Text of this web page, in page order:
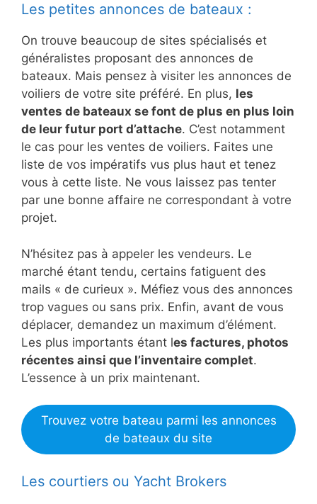
Les petites annonces de bateaux :
On trouve beaucoup de sites spécialisés et
généralistes proposant des annonces de
bateaux. Mais pensez à visiter les annonces de
voiliers de votre site préféré. En plus, les
ventes de bateaux se font de plus en plus loin
de leur futur port d’attache. C’est notamment
le cas pour les ventes de voiliers. Faites une
liste de vos impératifs vus plus haut et tenez
vous à cette liste. Ne vous laissez pas tenter
par une bonne affaire ne correspondant à votre
projet.
N’hésitez pas à appeler les vendeurs. Le
marché étant tendu, certains fatiguent des
mails « de curieux ». Méfiez vous des annonces
trop vagues ou sans prix. Enfin, avant de vous
déplacer, demandez un maximum d’élément.
Les plus importants étant les factures, photos
récentes ainsi que l’inventaire complet.
L’essence à un prix maintenant.
Trouvez votre bateau parmi les annonces
de bateaux du site
Les courtiers ou Yacht Brokers